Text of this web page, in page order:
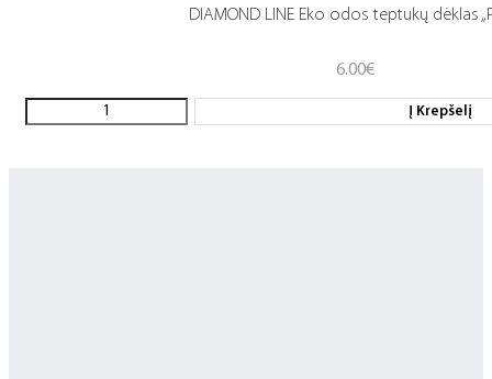
DIAMOND LINE Eko odos teptukų dėklas
6.00€
Į Krepšelį